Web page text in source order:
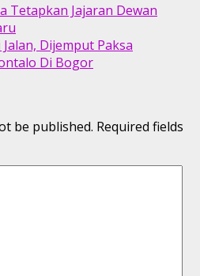
Tetapkan Jajaran Dewan
Dijemput Paksa
Di Bogor
be published. Required fields